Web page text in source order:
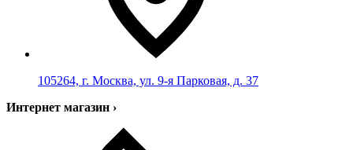
105264, г. Москва, ул. 9-я Парковая, д. 37
Интернет магазин ›